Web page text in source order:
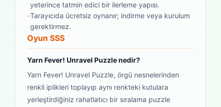
yeterince tatmin edici bir ilerleme yapısı.
-Tarayıcıda ücretsiz oynanır; indirme veya kurulum
gerektirmez.
Oyun SSS
Yarn Fever! Unravel Puzzle nedir?
Yarn Fever! Unravel Puzzle, örgü nesnelerinden
renkli iplikleri toplayıp aynı renkteki kutulara
yerleştirdiğiniz rahatlatıcı bir sıralama puzzle